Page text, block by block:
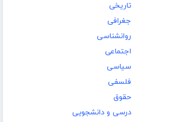
تاریخی
جغرافی
روانشناسی
اجتماعی
سیاسی
فلسفی
حقوق
درسی و دانشجویی